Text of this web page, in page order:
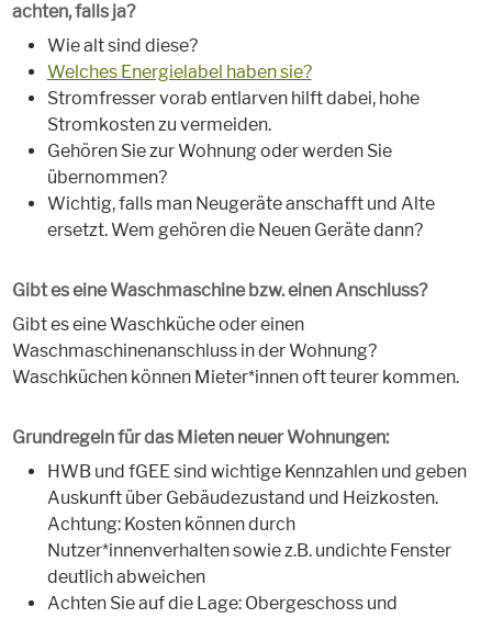
achten, falls ja?
Wie alt sind diese?
Welches Energielabel haben sie?
Stromfresser vorab entlarven hilft dabei, hohe
Stromkosten zu vermeiden.
Gehören Sie zur Wohnung oder werden Sie
übernommen?
Wichtig, falls man Neugeräte anschafft und Alte
ersetzt. Wem gehören die Neuen Geräte dann?
Gibt es eine Waschmaschine bzw. einen Anschluss?
Gibt es eine Waschküche oder einen
Waschmaschinenanschluss in der Wohnung?
Waschküchen können Mieter*innen oft teurer kommen.
Grundregeln für das Mieten neuer Wohnungen:
HWB und fGEE sind wichtige Kennzahlen und geben
Auskunft über Gebäudezustand und Heizkosten.
Achtung: Kosten können durch
Nutzer*innenverhalten sowie z.B. undichte Fenster
deutlich abweichen
Achten Sie auf die Lage: Obergeschoss und